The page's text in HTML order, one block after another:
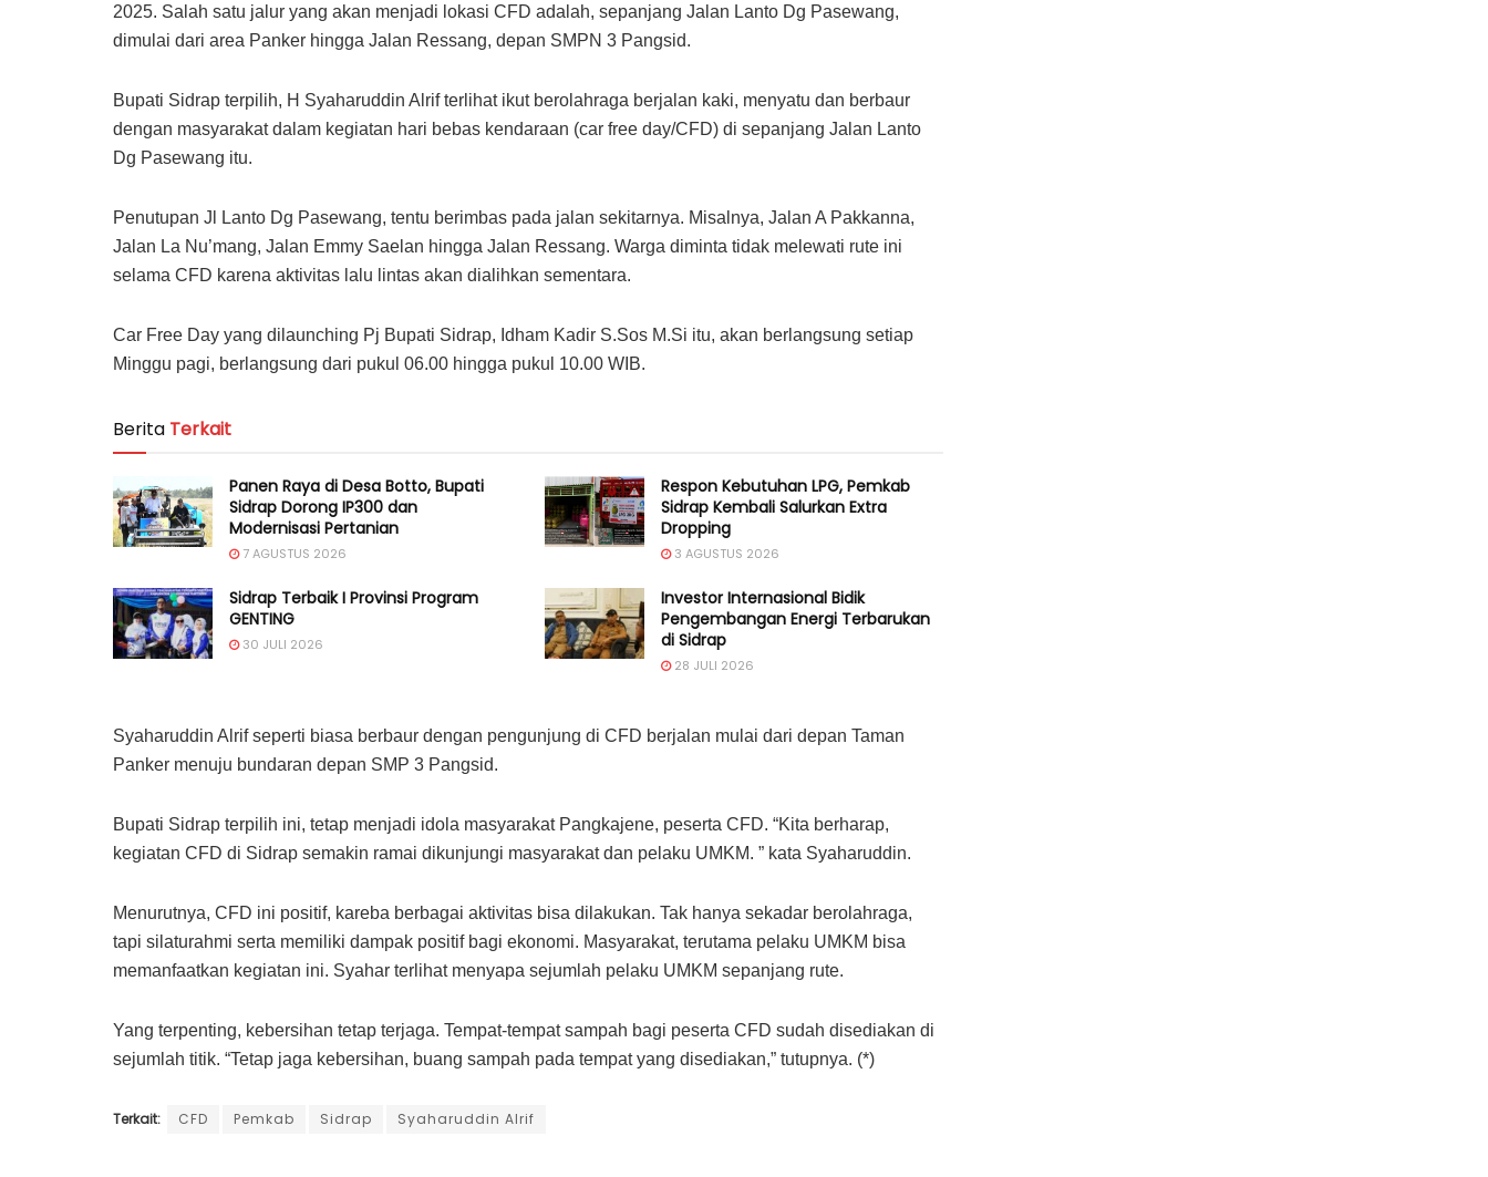
2025. Salah satu jalur yang akan menjadi lokasi CFD adalah, sepanjang Jalan Lanto Dg Pasewang,
dimulai dari area Panker hingga Jalan Ressang, depan SMPN 3 Pangsid.
Bupati Sidrap terpilih, H Syaharuddin Alrif terlihat ikut berolahraga berjalan kaki, menyatu dan berbaur
dengan masyarakat dalam kegiatan hari bebas kendaraan (car free day/CFD) di sepanjang Jalan Lanto
Dg Pasewang itu.
Penutupan Jl Lanto Dg Pasewang, tentu berimbas pada jalan sekitarnya. Misalnya, Jalan A Pakkanna,
Jalan La Nu’mang, Jalan Emmy Saelan hingga Jalan Ressang. Warga diminta tidak melewati rute ini
selama CFD karena aktivitas lalu lintas akan dialihkan sementara.
Car Free Day yang dilaunching Pj Bupati Sidrap, Idham Kadir S.Sos M.Si itu, akan berlangsung setiap
Minggu pagi, berlangsung dari pukul 06.00 hingga pukul 10.00 WIB.
Berita Terkait
Panen Raya di Desa Botto, Bupati
Sidrap Dorong IP300 dan
Modernisasi Pertanian
7 AGUSTUS 2026
Respon Kebutuhan LPG, Pemkab
Sidrap Kembali Salurkan Extra
Dropping
3 AGUSTUS 2026
Sidrap Terbaik I Provinsi Program
GENTING
30 JULI 2026
Investor Internasional Bidik
Pengembangan Energi Terbarukan
di Sidrap
28 JULI 2026
Syaharuddin Alrif seperti biasa berbaur dengan pengunjung di CFD berjalan mulai dari depan Taman
Panker menuju bundaran depan SMP 3 Pangsid.
Bupati Sidrap terpilih ini, tetap menjadi idola masyarakat Pangkajene, peserta CFD. “Kita berharap,
kegiatan CFD di Sidrap semakin ramai dikunjungi masyarakat dan pelaku UMKM. ” kata Syaharuddin.
Menurutnya, CFD ini positif, kareba berbagai aktivitas bisa dilakukan. Tak hanya sekadar berolahraga,
tapi silaturahmi serta memiliki dampak positif bagi ekonomi. Masyarakat, terutama pelaku UMKM bisa
memanfaatkan kegiatan ini. Syahar terlihat menyapa sejumlah pelaku UMKM sepanjang rute.
Yang terpenting, kebersihan tetap terjaga. Tempat-tempat sampah bagi peserta CFD sudah disediakan di
sejumlah titik. “Tetap jaga kebersihan, buang sampah pada tempat yang disediakan,” tutupnya. (*)
Terkait: CFD Pemkab Sidrap Syaharuddin Alrif